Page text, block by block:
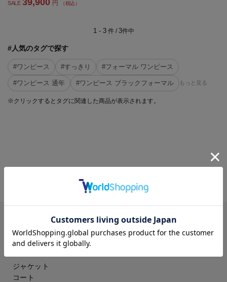
SALE 円 （税込）
1 - 3件 / 3件中
#人気のタグで探す
#ワンピース #すっきり #フォーマル ワンピース
#ワンピース 通年 #ワンピース ブラックフォーマル もっと見る
※クリックするとタグに関連した商品が表示されます。
CATEGORY
レディース
ジャケット
コート